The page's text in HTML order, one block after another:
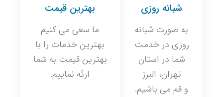
شبانه روزی
به صورت شبانه
روزی در خدمت
شما در استان
تهران، البرز
و قم می باشیم.
بهترین قیمت
ما سعی می کنیم
بهترین خدمات را با
بهترین قیمت به شما
ارئه نماییم.